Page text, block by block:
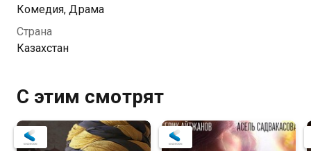
собственные непрожитые чувства, внутренние
раны и личные тайны. История о семье, памяти,
любви и смелости встретиться с собой настоящими.
Комедия, Драма
Страна
Казахстан
С этим смотрят